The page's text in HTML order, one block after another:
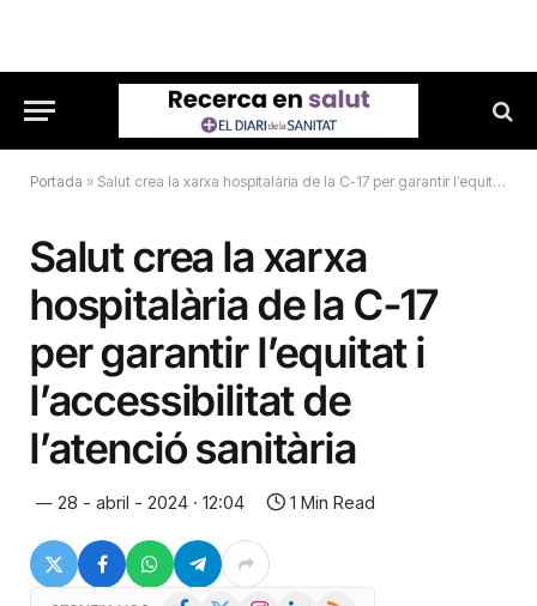
Portada » Salut crea la xarxa hospitalària de la C-17 per garantir l’equitat i l’accessibilitat de l’atenció sanitària
Salut crea la xarxa
hospitalària de la C-17
per garantir l’equitat i
l’accessibilitat de
l’atenció sanitària
28 - abril - 2024 · 12:04 1 Min Read